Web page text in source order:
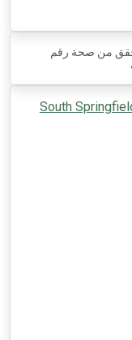
من صحة رقم
South